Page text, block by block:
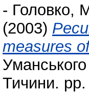
- Головко,
(2003)
measures
Уманського
Тичини.